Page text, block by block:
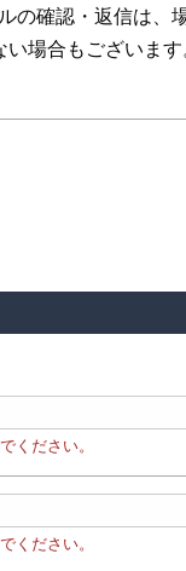
確認・返信は、
場合もございます
ください。
ください。